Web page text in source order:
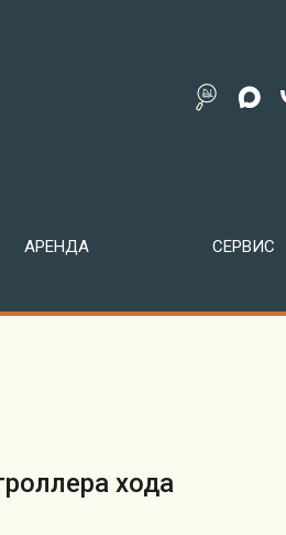
АРЕНДА СЕРВИС
хода